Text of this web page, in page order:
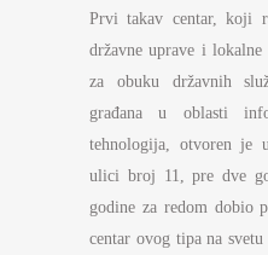
Prvi takav centar, koji
državne uprave i lokalne
za obuku državnih
građana u oblasti
tehnologija, otvoren je
ulici broj 11, pre dve
godine za redom dobio
centar ovog tipa na